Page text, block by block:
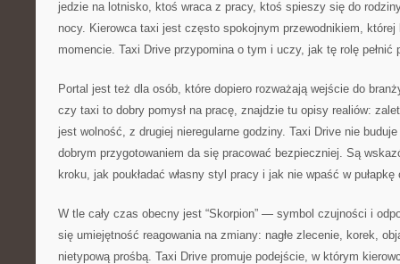
jedzie na lotnisko, ktoś wraca z pracy, ktoś spieszy się do
nocy. Kierowca taxi jest często spokojnym przewodnikiem,
momencie. Taxi Drive przypomina o tym i uczy, jak tę rolę pełnić
Portal jest też dla osób, które dopiero rozważają wejście do
czy taxi to dobry pomysł na pracę, znajdzie tu opisy realiów:
jest wolność, z drugiej nieregularne godziny. Taxi Drive nie
dobrym przygotowaniem da się pracować bezpieczniej. Są
kroku, jak poukładać własny styl pracy i jak nie wpaść w pułapkę
W tle cały czas obecny jest “Skorpion” — symbol czujności i
się umiejętność reagowania na zmiany: nagłe zlecenie, korek,
nietypową prośbą. Taxi Drive promuje podejście, w którym